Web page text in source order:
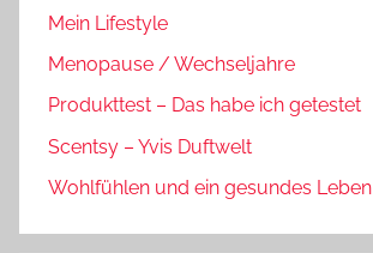
Mein Lifestyle
Menopause / Wechseljahre
Produkttest – Das habe ich getestet
Scentsy – Yvis Duftwelt
Wohlfühlen und ein gesundes Leben